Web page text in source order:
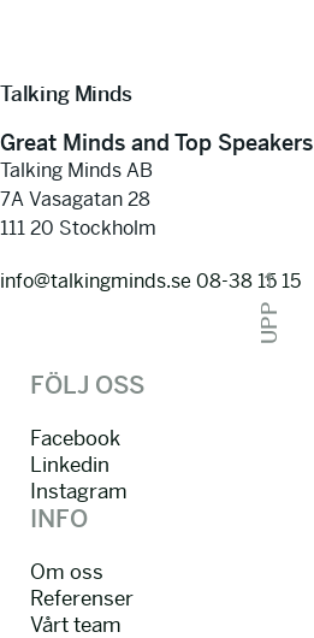
Talking Minds
Great Minds and Top Speakers
Talking Minds AB
7A Vasagatan 28
111 20 Stockholm
info@talkingminds.se 08-38 15 15
UPP
FÖLJ OSS
Facebook
Linkedin
Instagram
INFO
Om oss
Referenser
Vårt team